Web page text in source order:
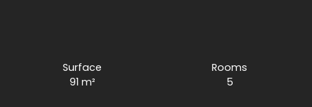
Surface
91 m²
Rooms
5